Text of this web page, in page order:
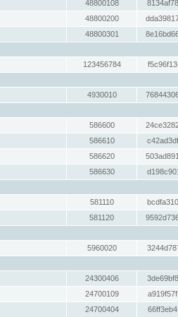
48800108
48800200
48800301
123456784
4930010
586600
586610
586620
586630
581110
581120
5960020
24300406
24700109
24700404